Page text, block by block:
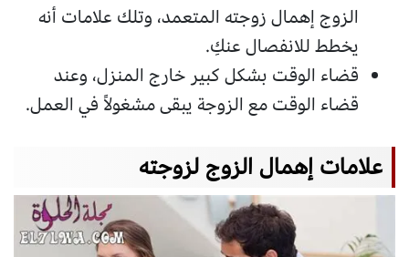
الزوج إهمال زوجته المتعمد، وتلك علامات أنه
يخطط للانفصال عنكِ.
قضاء الوقت بشكل كبير خارج المنزل، وعند
قضاء الوقت مع الزوجة يبقى مشغولاً في العمل.
علامات إهمال الزوج لزوجته